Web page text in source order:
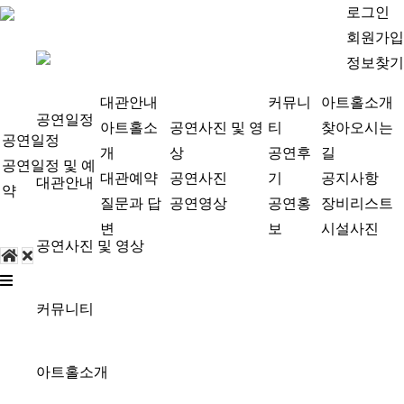
로그인
회원가입
정보찾기
공연일정
대관안내
공연사진 및 영상
커뮤니티
아트홀소개
공연일정
공연일정 및 예
약
대관안내
아트홀소
개
대관예약
질문과 답
변
공연사진 및 영
상
공연사진
공연영상
커뮤니
티
공연후
기
공연홍
보
아트홀소개
찾아오시는
길
공지사항
장비리스트
시설사진